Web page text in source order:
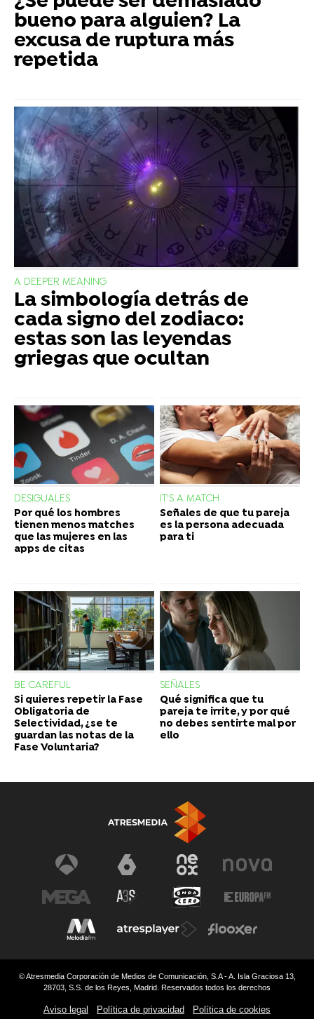
bueno para alguien? La
excusa de ruptura más
repetida
A DEEPER MEANING
La simbología detrás de
cada signo del zodiaco:
estas son las leyendas
griegas que ocultan
DESIGUALES
Por qué los hombres
tienen menos matches
que las mujeres en las
apps de citas
IT'S A MATCH
Señales de que tu pareja
es la persona adecuada
para ti
BE CAREFUL
Si quieres repetir la Fase
Obligatoria de
Selectividad, ¿se te
guardan las notas de la
Fase Voluntaria?
SEÑALES
Qué significa que tu
pareja te irrite, y por qué
no debes sentirte mal por
ello
© Atresmedia Corporación de Medios de Comunicación, S.A - A. Isla Graciosa 13,
28703, S.S. de los Reyes, Madrid. Reservados todos los derechos
Aviso legal Política de privacidad Política de cookies